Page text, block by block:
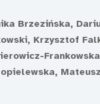
Brzezińska,
Krzysztof